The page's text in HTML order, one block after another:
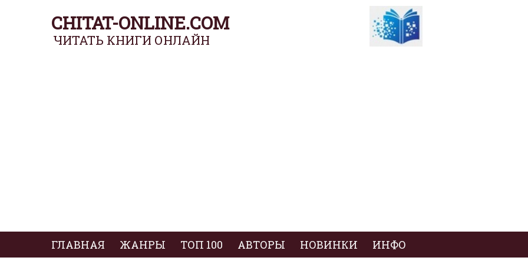
CHITAT-ONLINE.COM
ЧИТАТЬ КНИГИ ОНЛАЙН
ГЛАВНАЯ ЖАНРЫ ТОП 100 АВТОРЫ НОВИНКИ ИНФО